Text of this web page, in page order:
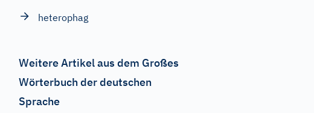
heterophag
Weitere Artikel aus dem Großes
Wörterbuch der deutschen
Sprache